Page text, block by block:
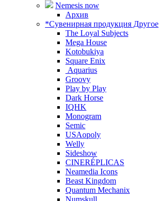
Nemesis now
Архив
*Сувенирная продукция Другое
The Loyal Subjects
Mega House
Kotobukiya
Square Enix
Aquarius
Groovy
Play by Play
Dark Horse
IQHK
Monogram
Semic
USAopoly
Welly
Sideshow
CINERÉPLICAS
Neamedia Icons
Beast Kingdom
Quantum Mechanix
Numskull